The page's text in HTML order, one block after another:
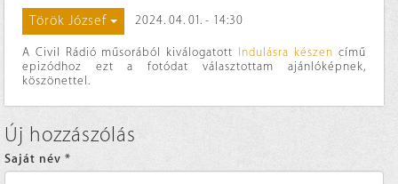
Török József 2024. 04. 01. - 14:30
A Civil Rádió műsorából kiválogatott Indulásra készen című
epizódhoz ezt a fotódat választottam ajánlóképnek,
köszönettel.
Új hozzászólás
Saját név *